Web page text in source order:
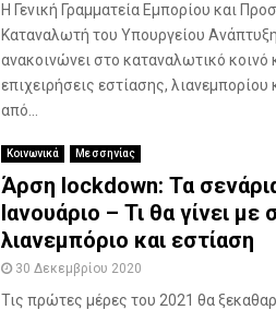
Η Γενική Γραμματεία Εμπορίου και
Καταναλωτή του Υπουργείου
ανακοινώνει στο καταναλωτικό κοινό
επιχειρήσεις εστίασης, λιανεμπορίου
από...
Κοινωνικά Μεσσηνίας
Άρση lockdown: Τα
Ιανουάριο – Τι θα γίνει με
λιανεμπόριο και εστίαση
30 Δεκεμβρίου 2020
Τις πρώτες μέρες του 2021 θα